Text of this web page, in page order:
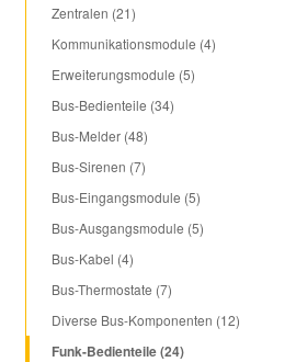
Zentralen (21)
Kommunikationsmodule (4)
Erweiterungsmodule (5)
Bus-Bedienteile (34)
Bus-Melder (48)
Bus-Sirenen (7)
Bus-Eingangsmodule (5)
Bus-Ausgangsmodule (5)
Bus-Kabel (4)
Bus-Thermostate (7)
Diverse Bus-Komponenten (12)
Funk-Bedienteile (24)